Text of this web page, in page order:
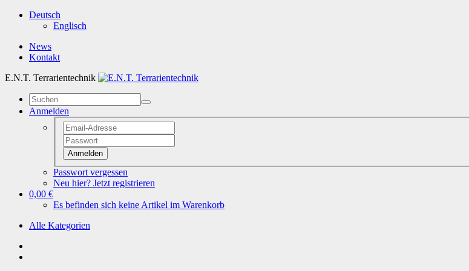
Deutsch
Englisch
News
Kontakt
E.N.T. Terrarientechnik
Anmelden
Anmelden
Passwort vergessen
Neu hier? Jetzt registrieren
0,00 €
Es befinden sich keine Artikel im Warenkorb
Alle Kategorien